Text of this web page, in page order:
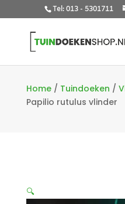
Tel: 013 - 5301711
Home/ Tuindoeken /
Papilio rutulus vlinder
🔍